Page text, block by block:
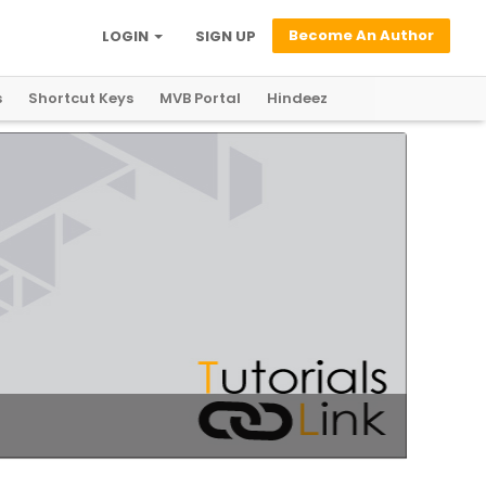
Become An Author
SIGN UP
LOGIN
Shortcut Keys MVB Portal Hindeez